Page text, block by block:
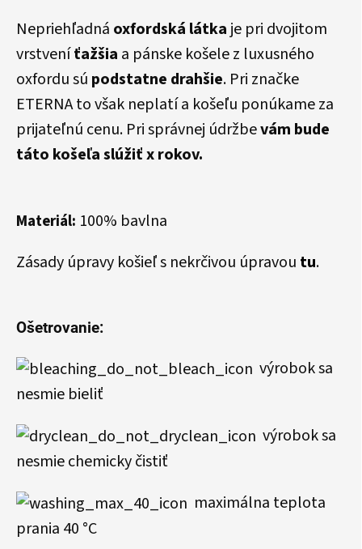
Nepriehľadná oxfordská látka je pri dvojitom
vrstveníťažšia a pánske košele z luxusného
oxfordu sú podstatne drahšie. Pri značke
ETERNA to však neplatí a košeľu ponúkame za
prijateľnú cenu. Pri správnej údržbevám bude
táto košeľa slúžiť x rokov.
Materiál: 100% bavlna
Zásady úpravy košieľ s nekrčivou úpravou tu.
Ošetrovanie:
výrobok sa
nesmie bieliť
výrobok sa
nesmie chemicky čistiť
maximálna teplota
prania 40 °C